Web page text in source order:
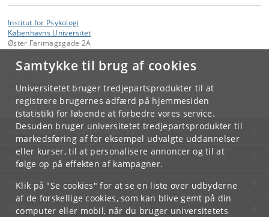
Samtykke til brug af cookies
Universitetet bruger tredjepartsprodukter til at
registrere brugernes adfærd på hjemmesiden
(statistik) for løbende at forbedre vores service.
Desuden bruger universitetet tredjepartsprodukter til
markedsføring af for eksempel udvalgte uddannelser
eller kurser, til at personalisere annoncer og til at
følge op på effekten af kampagner.
Klik på "Se cookies" for at se en liste over udbyderne
af de forskellige cookies, som kan blive gemt på din
computer eller mobil, når du bruger universitetets
Institut for Psykologi
Københavns Universitet
Øster Farimagsgade 2A
Administration
KØBENHAVNS UNIVERSITET
KONTAKT
SERVICES
FOR STUDERENDE OG ANSATTE